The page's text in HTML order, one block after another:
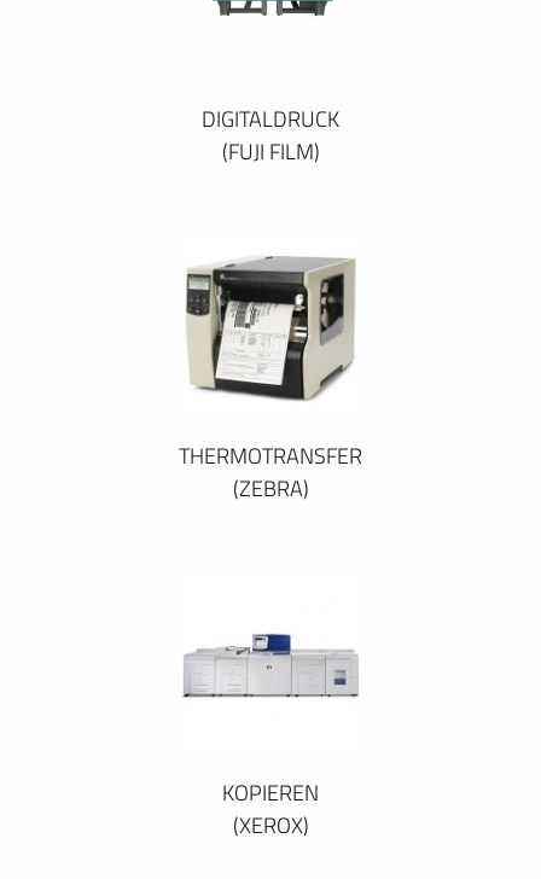
DIGITALDRUCK
(FUJI FILM)
THERMOTRANSFER
(ZEBRA)
KOPIEREN
(XEROX)